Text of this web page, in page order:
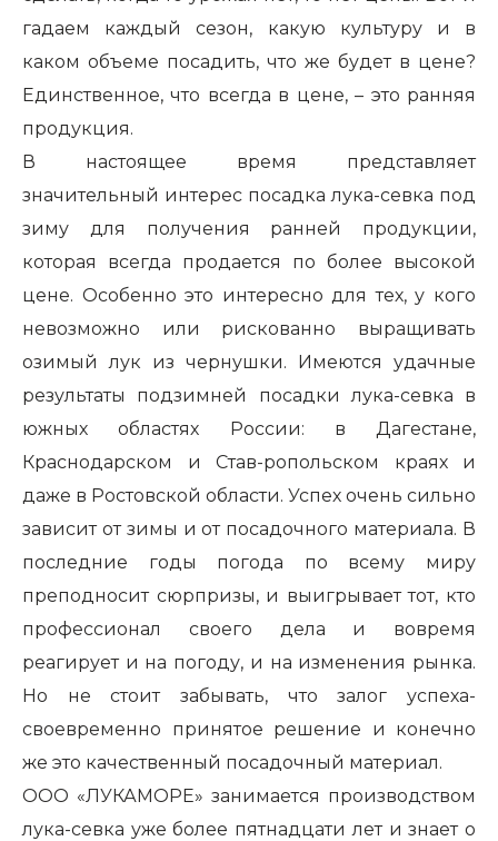
гадаем каждый сезон, какую культуру и в
каком объеме посадить, что же будет в цене?
Единственное, что всегда в цене, – это ранняя
продукция.
В настоящее время представляет
значительный интерес посадка лука-севка под
зиму для получения ранней продукции,
которая всегда продается по более высокой
цене. Особенно это интересно для тех, у кого
невозможно или рискованно выращивать
озимый лук из чернушки. Имеются удачные
результаты подзимней посадки лука-севка в
южных областях России: в Дагестане,
Краснодарском и Став-ропольском краях и
даже в Ростовской области. Успех очень сильно
зависит от зимы и от посадочного материала. В
последние годы погода по всему миру
преподносит сюрпризы, и выигрывает тот, кто
профессионал своего дела и вовремя
реагирует и на погоду, и на изменения рынка.
Но не стоит забывать, что залог успеха-
своевременно принятое решение и конечно
же это качественный посадочный материал.
ООО «ЛУКАМОРЕ» занимается производством
лука-севка уже более пятнадцати лет и знает о